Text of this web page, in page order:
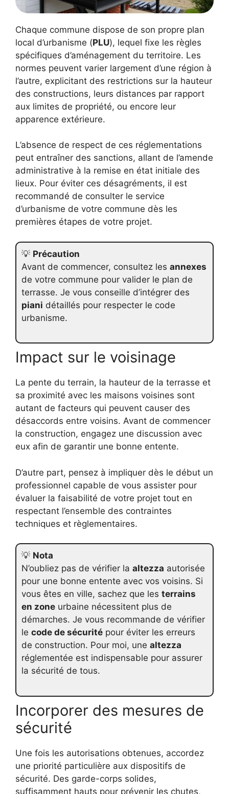
Chaque commune dispose de son propre plan
local d’urbanisme (PLU), lequel fixe les règles
spécifiques d’aménagement du territoire. Les
normes peuvent varier largement d’une région à
l’autre, explicitant des restrictions sur la hauteur
des constructions, leurs distances par rapport
aux limites de propriété, ou encore leur
apparence extérieure.
L’absence de respect de ces réglementations
peut entraîner des sanctions, allant de l’amende
administrative à la remise en état initiale des
lieux. Pour éviter ces désagréments, il est
recommandé de consulter le service
d’urbanisme de votre commune dès les
premières étapes de votre projet.
💡 Précaution
Avant de commencer, consultez les annexes
de votre commune pour valider le plan de
terrasse. Je vous conseille d’intégrer des
piani détaillés pour respecter le code
urbanisme.
Impact sur le voisinage
La pente du terrain, la hauteur de la terrasse et
sa proximité avec les maisons voisines sont
autant de facteurs qui peuvent causer des
désaccords entre voisins. Avant de commencer
la construction, engagez une discussion avec
eux afin de garantir une bonne entente.
D’autre part, pensez à impliquer dès le début un
professionnel capable de vous assister pour
évaluer la faisabilité de votre projet tout en
respectant l’ensemble des contraintes
techniques et règlementaires.
💡 Nota
N’oubliez pas de vérifier la altezza autorisée
pour une bonne entente avec vos voisins. Si
vous êtes en ville, sachez que les terrains
en zone urbaine nécessitent plus de
démarches. Je vous recommande de vérifier
le code de sécurité pour éviter les erreurs
de construction. Pour moi, une altezza
réglementée est indispensable pour assurer
la sécurité de tous.
Incorporer des mesures de
sécurité
Une fois les autorisations obtenues, accordez
une priorité particulière aux dispositifs de
sécurité. Des garde-corps solides,
suffisamment hauts pour prévenir les chutes,